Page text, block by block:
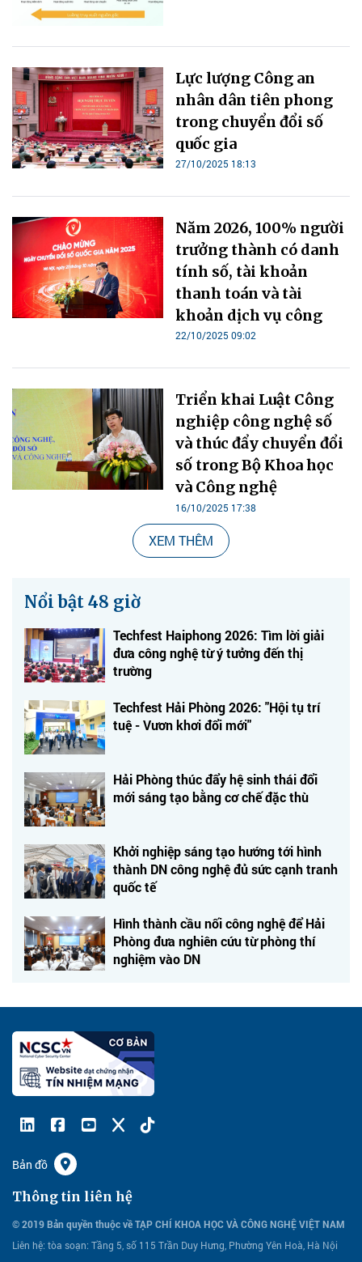
Lực lượng Công an
nhân dân tiên phong
trong chuyển đổi số
quốc gia
27/10/2025 18:13
Năm 2026, 100% người
trưởng thành có danh
tính số, tài khoản
thanh toán và tài
khoản dịch vụ công
22/10/2025 09:02
Triển khai Luật Công
nghiệp công nghệ số
và thúc đẩy chuyển đổi
số trong Bộ Khoa học
và Công nghệ
16/10/2025 17:38
XEM THÊM
Nổi bật 48 giờ
Techfest Haiphong 2026: Tìm lời giải
đưa công nghệ từ ý tưởng đến thị
trường
Techfest Hải Phòng 2026: "Hội tụ trí
tuệ - Vươn khơi đổi mới"
Hải Phòng thúc đẩy hệ sinh thái đổi
mới sáng tạo bằng cơ chế đặc thù
Khởi nghiệp sáng tạo hướng tới hình
thành DN công nghệ đủ sức cạnh tranh
quốc tế
Hình thành cầu nối công nghệ để Hải
Phòng đưa nghiên cứu từ phòng thí
nghiệm vào DN
Bản đồ
Thông tin liên hệ
© 2019 Bản quyền thuộc về TẠP CHÍ KHOA HỌC VÀ CÔNG NGHỆ VIỆT NAM
Liên hệ: tòa soạn: Tầng 5, số 115 Trần Duy Hưng, Phường Yên Hoà, Hà Nội